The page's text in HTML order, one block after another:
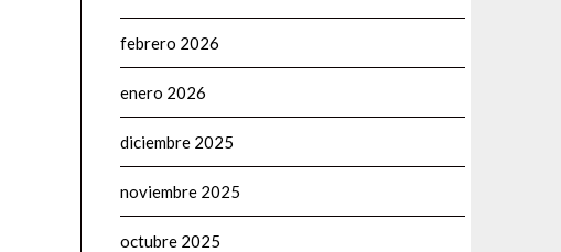
febrero 2026
enero 2026
diciembre 2025
noviembre 2025
octubre 2025